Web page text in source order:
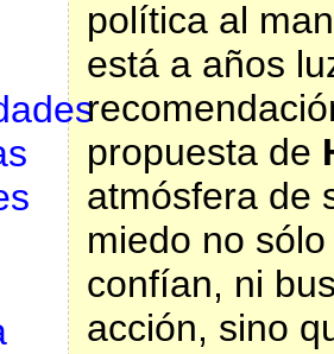
política al
está a años
propuesta de
atmósfera de
miedo no
confían, ni
acción, sino